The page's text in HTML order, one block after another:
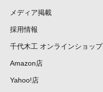
メディア掲載
採用情報
千代木工 オンラインショップ
Amazon店
Yahoo!店